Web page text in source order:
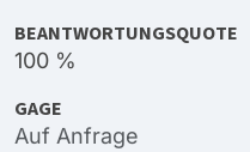
BEANTWORTUNGSQUOTE
100 %
GAGE
Auf Anfrage